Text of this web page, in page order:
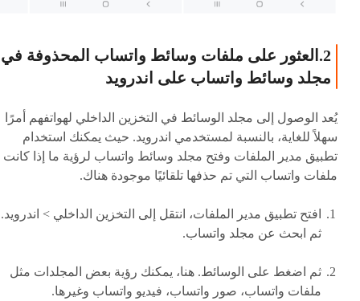
2.العثور على ملفات وسائط واتساب المحذوفة في
مجلد وسائط واتساب على اندرويد
يُعد الوصول إلى مجلد الوسائط في التخزين الداخلي لهواتفهم أمرًا
سهلاً للغاية، بالنسبة لمستخدمي اندرويد. حيث يمكنك استخدام
تطبيق مدير الملفات وفتح مجلد وسائط واتساب لرؤية ما إذا كانت
ملفات واتساب التي تم حذفها تلقائيًا موجودة هناك.
افتح تطبيق مدير الملفات، انتقل إلى التخزين الداخلي > اندرويد.
ثم ابحث عن مجلد واتساب.
ثم اضغط على الوسائط. هنا، يمكنك رؤية بعض المجلدات مثل
ملفات واتساب، صور واتساب، فيديو واتساب وغيرها.